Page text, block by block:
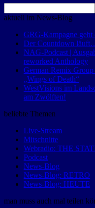
nach:
aktuell im News-Blog
GRG-Kampagne geht
Der Countdown
NAG-Podcast |
reworked Anthology
German Remix
„Wings of Death“
WestVisions im
am Zwölften!
beliebte Themen
Live-Stream
Mitschnitte
Webradio: THE
Podcast
News-Blog
News-Blog: RETRO
News-Blog: HEUTE
man muss auch mal teilen